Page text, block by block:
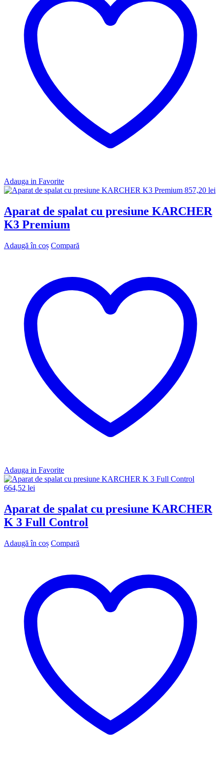
Adauga in Favorite
857,20 lei
Aparat de spalat cu presiune KARCHER
K3 Premium
Adaugă în coș Compară
Adauga in Favorite
664,52 lei
Aparat de spalat cu presiune KARCHER
K 3 Full Control
Adaugă în coș Compară